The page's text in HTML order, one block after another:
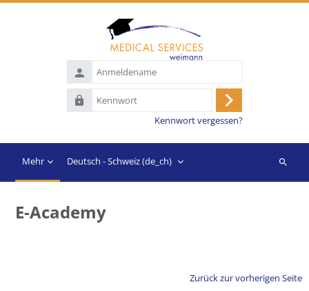
Anmeldename
Kennwort
Anmelden
Kennwort vergessen?
Mehr Deutsch - Schweiz ‎(de_ch)‎
Suchen
E-Academy
Zurück zur vorherigen Seite